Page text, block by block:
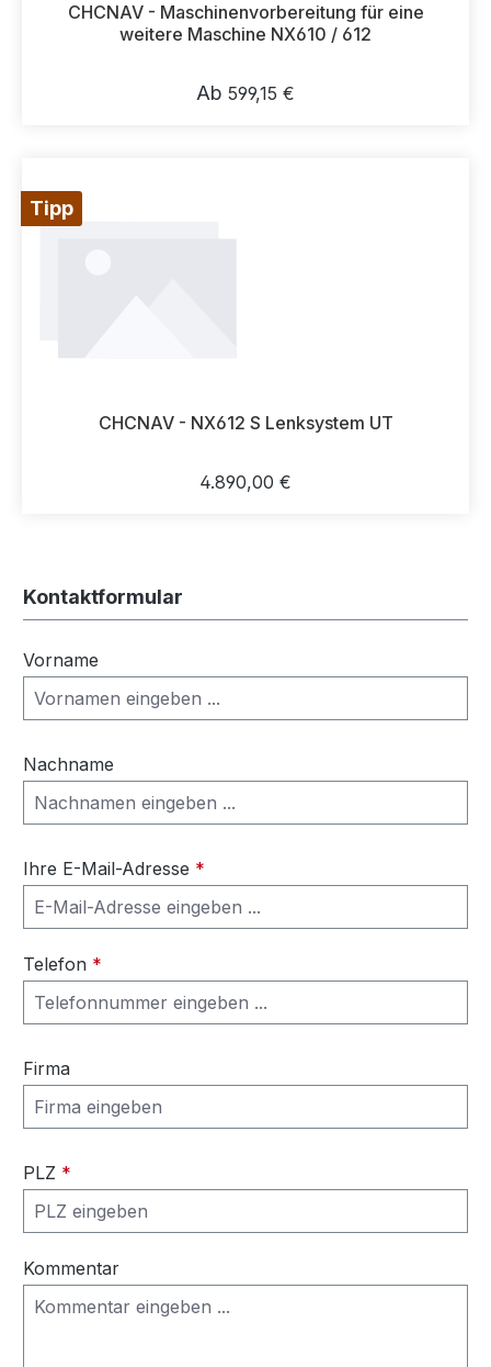
CHCNAV - Maschinenvorbereitung für eine
weitere Maschine NX610 / 612
Regulärer Preis:
Ab 599,15 €
Tipp
CHCNAV - NX612 S Lenksystem UT
Regulärer Preis:
4.890,00 €
Kontaktformular
Vorname
Nachname
Ihre E-Mail-Adresse *
Telefon *
Firma
PLZ *
Kommentar